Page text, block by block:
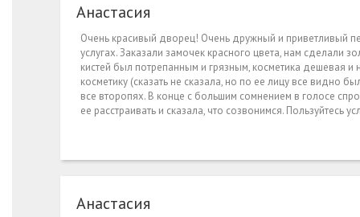
Анастасия
Очень красивый дворец! Очень дружный и приветливый
услугах. Заказали замочек красного цвета, нам сделали
кистей был потрепанным и грязным, косметика дешевая
косметику (сказать не сказала, но по ее лицу все видно
все второпях. В конце с большим сомнением в голосе
ее расстраивать и сказала, что созвонимся. Пользуйтесь
Анастасия